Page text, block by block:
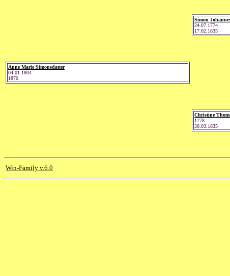
Anne Marie Simonsdatter
04.01.1804
1870
Simon
24.07.1774
17.02.1835
Christine
1778
30.03.1835
Win-Family v.6.0